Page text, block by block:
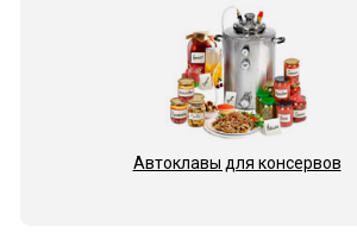
Автоклавы для консервов